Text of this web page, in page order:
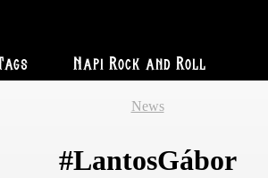
Napi Rock and Roll
News
#LantosGábor